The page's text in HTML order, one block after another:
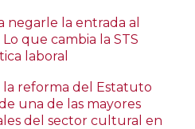
negarle la entrada al
que cambia la STS
laboral
reforma del Estatuto
una de las mayores
del sector cultural en